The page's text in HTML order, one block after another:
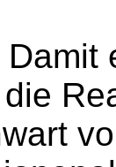
Damit